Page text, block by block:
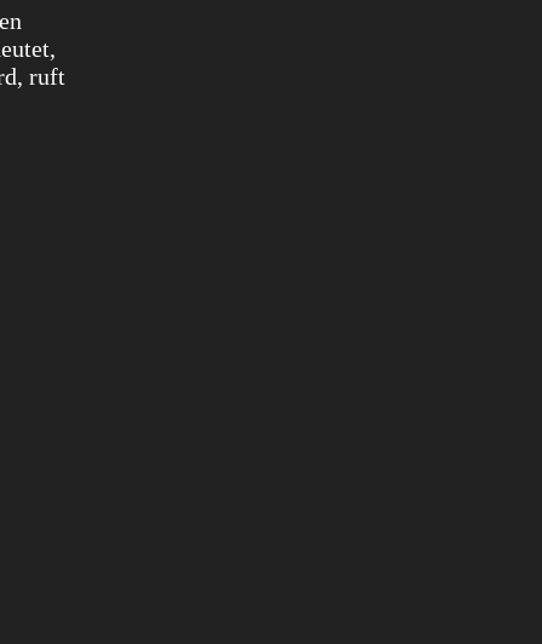
ruft